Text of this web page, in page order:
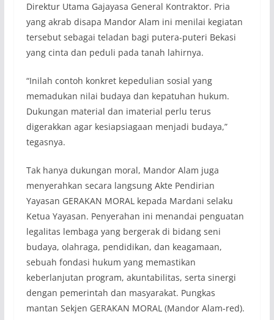
Direktur Utama Gajayasa General Kontraktor. Pria
yang akrab disapa Mandor Alam ini menilai kegiatan
tersebut sebagai teladan bagi putera-puteri Bekasi
yang cinta dan peduli pada tanah lahirnya.
“Inilah contoh konkret kepedulian sosial yang
memadukan nilai budaya dan kepatuhan hukum.
Dukungan material dan imaterial perlu terus
digerakkan agar kesiapsiagaan menjadi budaya,”
tegasnya.
Tak hanya dukungan moral, Mandor Alam juga
menyerahkan secara langsung Akte Pendirian
Yayasan GERAKAN MORAL kepada Mardani selaku
Ketua Yayasan. Penyerahan ini menandai penguatan
legalitas lembaga yang bergerak di bidang seni
budaya, olahraga, pendidikan, dan keagamaan,
sebuah fondasi hukum yang memastikan
keberlanjutan program, akuntabilitas, serta sinergi
dengan pemerintah dan masyarakat. Pungkas
mantan Sekjen GERAKAN MORAL (Mandor Alam-red).